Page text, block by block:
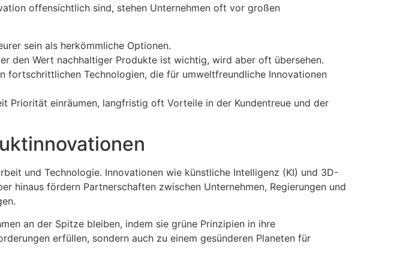
offensichtlich sind, stehen Unternehmen oft vor großen
sein als herkömmliche Optionen.
den Wert nachhaltiger Produkte ist wichtig, wird aber oft übersehen.
fortschrittlichen Technologien, die für umweltfreundliche Innovationen
Priorität einräumen, langfristig oft Vorteile in der Kundentreue und der
und Technologie. Innovationen wie künstliche Intelligenz (KI) und 3D-
hinaus fördern Partnerschaften zwischen Unternehmen, Regierungen und
an der Spitze bleiben, indem sie grüne Prinzipien in ihre
erfüllen, sondern auch zu einem gesünderen Planeten für